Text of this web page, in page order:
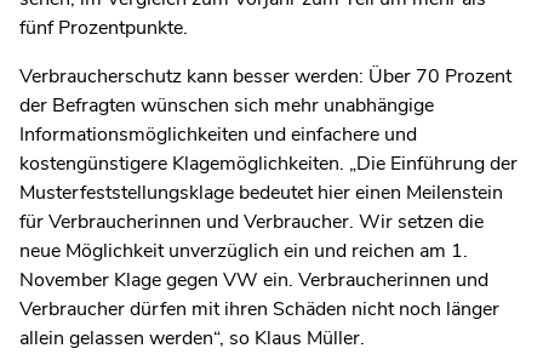
fünf Prozentpunkte.
Verbraucherschutz kann besser werden: Über 70 Prozent
der Befragten wünschen sich mehr unabhängige
Informationsmöglichkeiten und einfachere und
kostengünstigere Klagemöglichkeiten. „Die Einführung der
Musterfeststellungsklage bedeutet hier einen Meilenstein
für Verbraucherinnen und Verbraucher. Wir setzen die
neue Möglichkeit unverzüglich ein und reichen am 1.
November Klage gegen VW ein. Verbraucherinnen und
Verbraucher dürfen mit ihren Schäden nicht noch länger
allein gelassen werden“, so Klaus Müller.